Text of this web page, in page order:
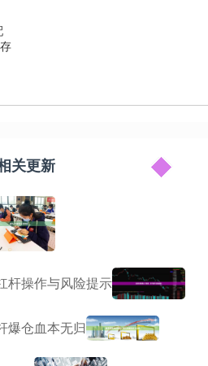
关更新
杆操作与风险提示
爆仓血本无归